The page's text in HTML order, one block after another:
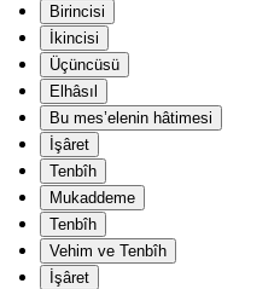
Birincisi
İkincisi
Üçüncüsü
Elhâsıl
Bu mes’elenin hâtimesi
İşâret
Tenbîh
Mukaddeme
Tenbîh
Vehim ve Tenbîh
İşâret